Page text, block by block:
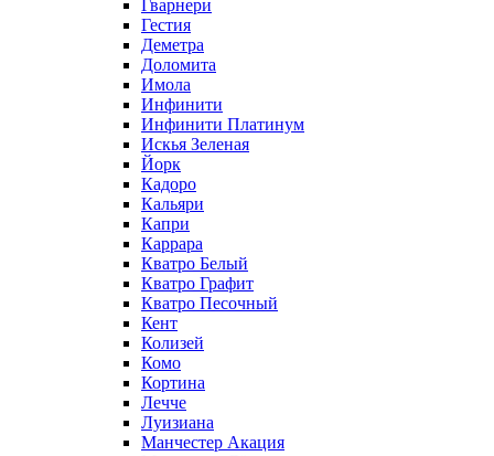
Гварнери
Гестия
Деметра
Доломита
Имола
Инфинити
Инфинити Платинум
Искья Зеленая
Йорк
Кадоро
Кальяри
Капри
Каррара
Кватро Белый
Кватро Графит
Кватро Песочный
Кент
Колизей
Комо
Кортина
Лечче
Луизиана
Манчестер Акация